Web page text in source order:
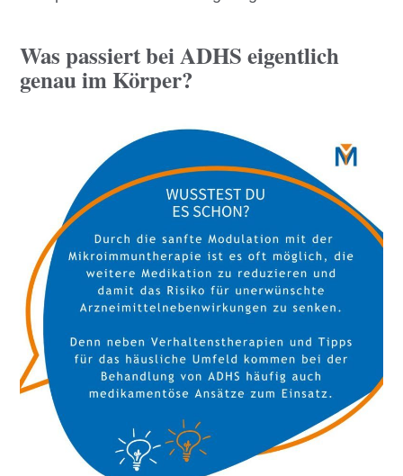
Was passiert bei ADHS eigentlich
genau im Körper?